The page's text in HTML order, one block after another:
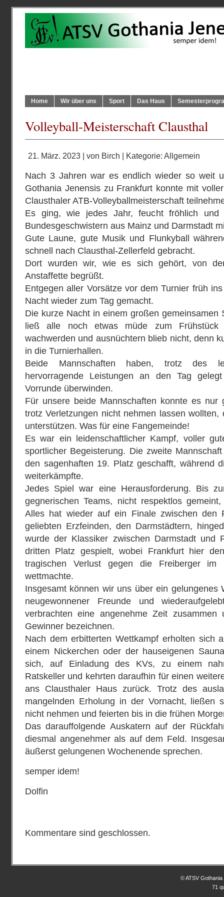
Home Wir über uns Sport Das Haus
Volleyball-Meisterschaft Clausthal
21. März. 2023 | von Birch | Kategorie: Allgemein
Nach 3 Jahren war es endlich wieder so weit
Gothania Jenensis zu Frankfurt konnte mit
Clausthaler ATB-Volleyballmeisterschaft
Es ging, wie jedes Jahr, feucht fröhlich und
Bundesgeschwistern aus Mainz und Darmstadt
Gute Laune, gute Musik und Flunkyball
schnell nach Clausthal-Zellerfeld gebracht.
Dort wurden wir, wie es sich gehört, von
Anstaffette begrüßt.
Entgegen aller Vorsätze vor dem Turnier früh
Nacht wieder zum Tag gemacht.
Die kurze Nacht in einem großen gemeinsamen
ließ alle noch etwas müde zum
wachwerden und ausnüchtern blieb nicht, denn
in die Turnierhallen.
Beide Mannschaften haben, trotz des
hervorragende Leistungen an den Tag
Vorrunde überwinden.
Für unsere beide Mannschaften konnte es nur
trotz Verletzungen nicht nehmen lassen
unterstützen. Was für eine Fangemeinde!
Es war ein leidenschaftlicher Kampf, voller
sportlicher Begeisterung. Die zweite
den sagenhaften 19. Platz geschafft, während
weiterkämpfte.
Jedes Spiel war eine Herausforderung. Bis
gegnerischen Teams, nicht respektlos
Alles hat wieder auf ein Finale zwischen den
geliebten Erzfeinden, den Darmstädtern,
wurde der Klassiker zwischen Darmstadt und
dritten Platz gespielt, wobei Frankfurt hier
tragischen Verlust gegen die Freiberger im
wettmachte.
Insgesamt können wir uns über ein gelungenes
neugewonnener Freunde und
verbrachten eine angenehme Zeit
Gewinner bezeichnen.
Nach dem erbitterten Wettkampf erholten sich
einem Nickerchen oder der hauseigenen
sich, auf Einladung des KVs, zu einem
Ratskeller und kehrten daraufhin für einen
ans Clausthaler Haus zurück. Trotz des
mangelnden Erholung in der Vornacht, ließen
nicht nehmen und feierten bis in die frühen
Das darauffolgende Auskatern auf der
diesmal angenehmer als auf dem Feld.
äußerst gelungenen Wochenende sprechen.
semper idem!
Dolfin
Kommentare sind geschlossen.
© ATSV
71